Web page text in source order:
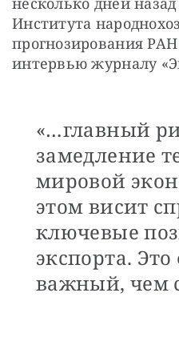
Института
прогнозирования
интервью журналу
«…главный
замедление
мировой
этом висит
ключевые
экспорта.
важный, чем